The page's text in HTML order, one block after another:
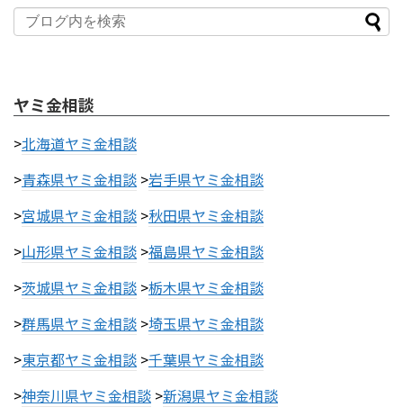
ヤミ金相談
>北海道ヤミ金相談
>青森県ヤミ金相談 >岩手県ヤミ金相談
>宮城県ヤミ金相談 >秋田県ヤミ金相談
>山形県ヤミ金相談 >福島県ヤミ金相談
>茨城県ヤミ金相談 >栃木県ヤミ金相談
>群馬県ヤミ金相談 >埼玉県ヤミ金相談
>東京都ヤミ金相談 >千葉県ヤミ金相談
>神奈川県ヤミ金相談 >新潟県ヤミ金相談